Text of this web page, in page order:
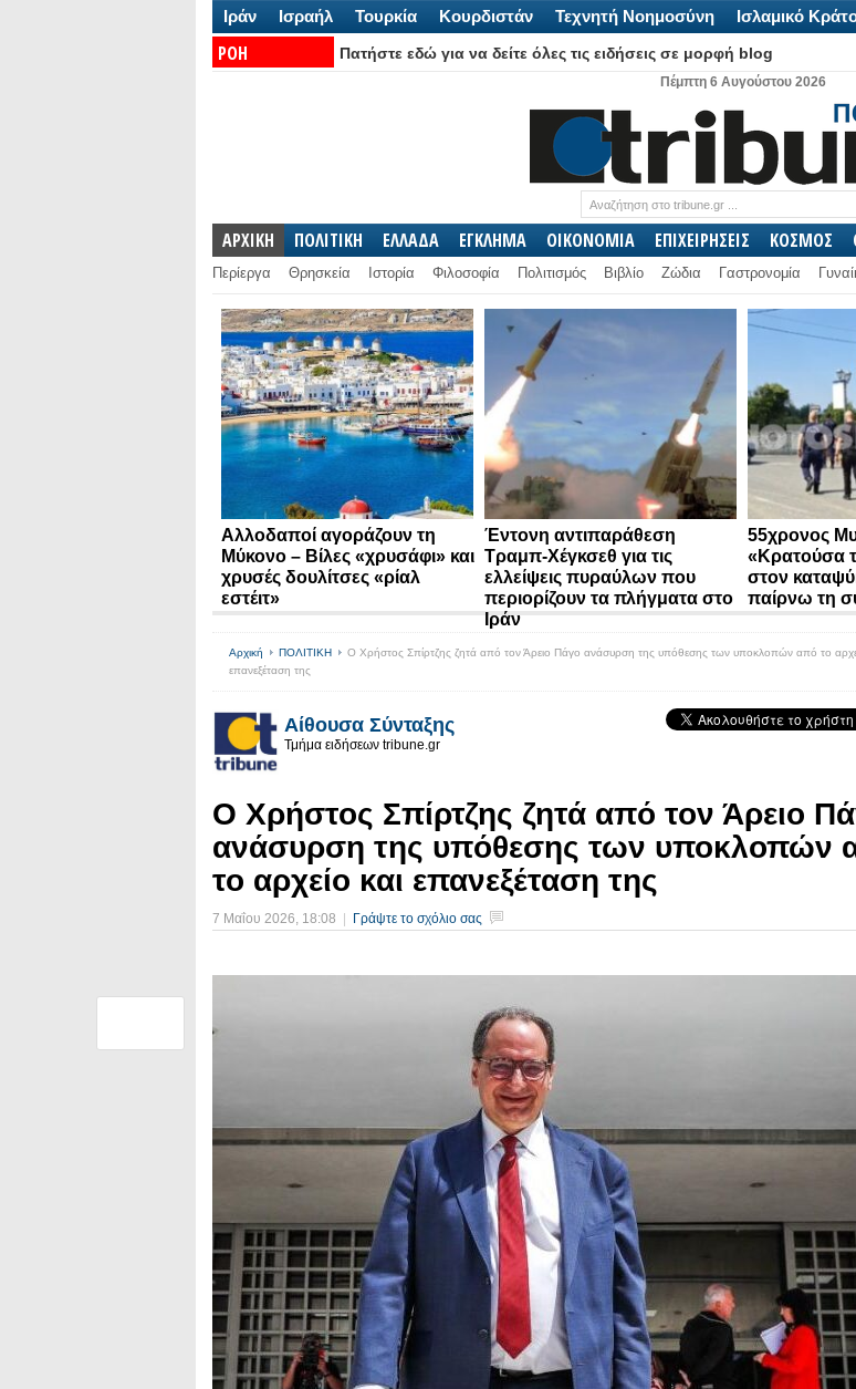
Ιράν Ισραήλ Τουρκία Κουρδιστάν Τεχνητή Νοημοσύνη Ισλαμικό
ΡΟΗ
Πατήστε εδώ για να δείτε όλες τις ειδήσεις σε μορφή blog
Πέμπτη 6 Αυγούστου 2026
ΑΡΧΙΚΗ ΠΟΛΙΤΙΚΗ ΕΛΛΑΔΑ ΕΓΚΛΗΜΑ ΟΙΚΟΝΟΜΙΑ ΕΠΙΧΕΙΡΗΣΕΙΣ ΚΟΣΜΟΣ
Περίεργα Θρησκεία Ιστορία Φιλοσοφία Πολιτισμός Βιβλίο Ζώδια Γαστρονομία
Αλλοδαποί αγοράζουν τη
Μύκονο – Βίλες «χρυσάφι» και
χρυσές δουλίτσες «ρίαλ
εστέιτ»
Έντονη αντιπαράθεση
Τραμπ-Χέγκσεθ για τις
ελλείψεις πυραύλων που
περιορίζουν τα πλήγματα στο
Ιράν
55χρονος
«Κρατούσα
στον
παίρνω τη
Αρχική ΠΟΛΙΤΙΚΗ
Ο Χρήστος Σπίρτζης ζητά από τον Άρειο Πάγο ανάσυρση της υπόθεσης των υποκλοπών από το
επανεξέταση της
Αίθουσα Σύνταξης
Τμήμα ειδήσεων tribune.gr
Ο Χρήστος Σπίρτζης ζητά από τον Άρειο
ανάσυρση της υπόθεσης των υποκλοπών
το αρχείο και επανεξέταση της
7 Μαΐου 2026, 18:08 Γράψτε το σχόλιο σας